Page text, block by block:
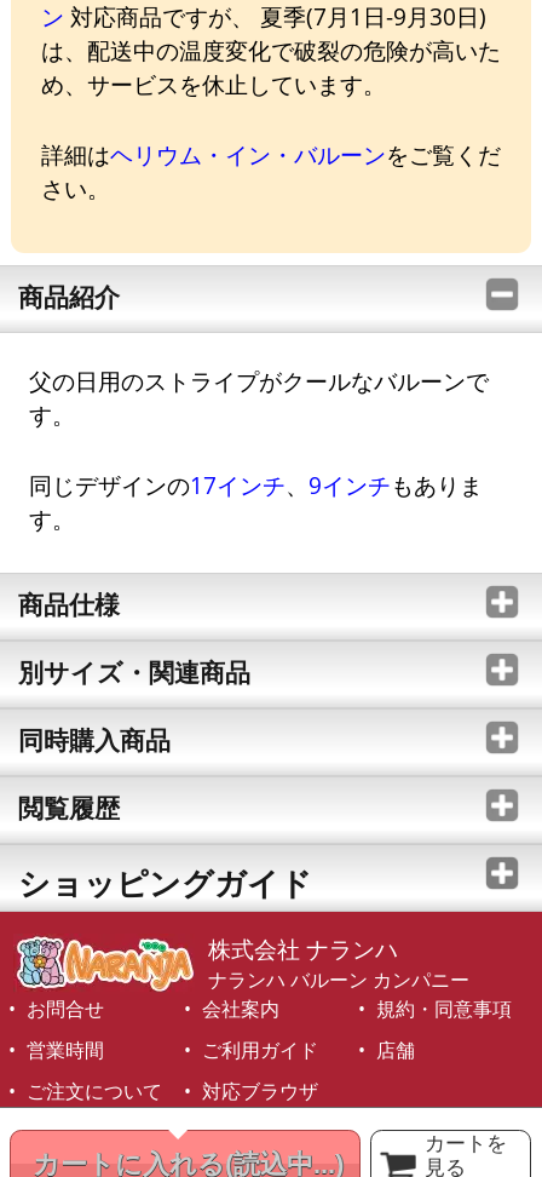
カートに入れる(読込中...)
カートを
見る
ン 対応商品ですが、 夏季(7月1日-9月30日)
は、配送中の温度変化で破裂の危険が高いた
め、サービスを休止しています。
詳細はヘリウム・イン・バルーンをご覧くだ
さい。
商品紹介
父の日用のストライプがクールなバルーンで
す。
同じデザインの17インチ、 9インチもありま
す。
商品仕様
別サイズ・関連商品
同時購入商品
閲覧履歴
ショッピングガイド
株式会社 ナランハ
ナランハ バルーン カンパニー
お問合せ
会社案内
規約・同意事項
営業時間
ご利用ガイド
店舗
ご注文について
対応ブラウザ
©1999-2026 NARANJA Inc. All Rights Reserved.